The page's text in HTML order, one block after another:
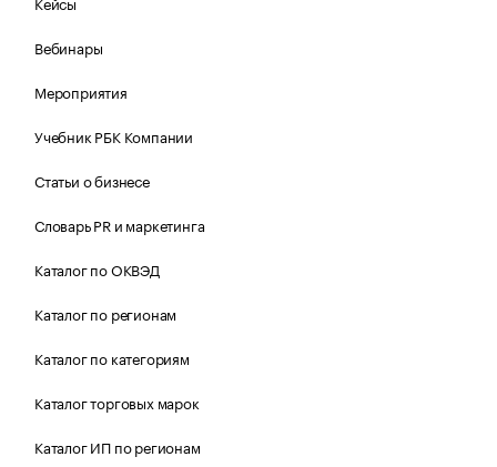
Вебинары
Мероприятия
Учебник РБК Компании
Статьи о бизнесе
Словарь PR и маркетинга
Каталог по ОКВЭД
Каталог по регионам
Каталог по категориям
Каталог торговых марок
Каталог ИП по регионам